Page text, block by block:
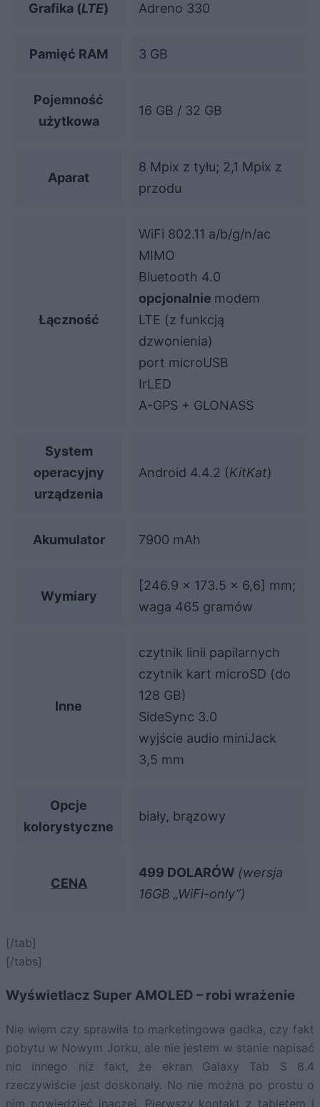
Grafika (LTE) Adreno 330
Pamięć RAM 3 GB
Pojemność
użytkowa
16 GB / 32 GB
Aparat
8 Mpix z tyłu; 2,1 Mpix z
przodu
Łączność
WiFi 802.11 a/b/g/n/ac
MIMO
Bluetooth 4.0
opcjonalnie modem
LTE (z funkcją
dzwonienia)
port microUSB
IrLED
A-GPS + GLONASS
System
operacyjny
urządzenia
Android 4.4.2 (KitKat)
Akumulator 7900 mAh
Wymiary
[246.9 x 173.5 x 6,6] mm;
waga 465 gramów
Inne
czytnik linii papilarnych
czytnik kart microSD (do
128 GB)
SideSync 3.0
wyjście audio miniJack
3,5 mm
Opcje
kolorystyczne
biały, brązowy
CENA
499 DOLARÓW (wersja
16GB „WiFi-only”)
[/tab]
[/tabs]
Wyświetlacz Super AMOLED – robi wrażenie
Nie wiem czy sprawiła to marketingowa gadka, czy fakt
pobytu w Nowym Jorku, ale nie jestem w stanie napisać
nic innego niż fakt, że ekran Galaxy Tab S 8.4
rzeczywiście jest doskonały. No nie można po prostu o
nim powiedzieć inaczej. Pierwszy kontakt z tabletem i